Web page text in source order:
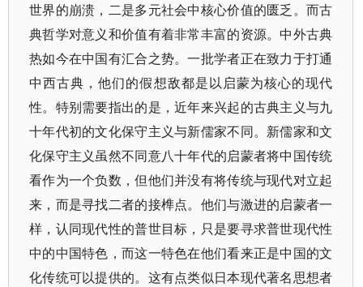
世界的崩溃，二是多元社会中核心价值的匮乏。而古
典哲学对意义和价值有着非常丰富的资源。中外古典
热如今在中国有汇合之势。一批学者正在致力于打通
中西古典，他们的假想敌都是以启蒙为核心的现代
性。特别需要指出的是，近年来兴起的古典主义与九
十年代初的文化保守主义与新儒家不同。新儒家和文
化保守主义虽然不同意八十年代的启蒙者将中国传统
看作为一个负数，但他们并没有将传统与现代对立起
来，而是寻找二者的接榫点。他们与激进的启蒙者一
样，认同现代性的普世目标，只是要寻求普世现代性
中的中国特色，而这一特色在他们看来正是中国的文
化传统可以提供的。这有点类似日本现代著名思想者